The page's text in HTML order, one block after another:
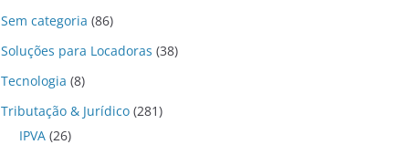
Sem categoria (86)
Soluções para Locadoras (38)
Tecnologia (8)
Tributação & Jurídico (281)
IPVA (26)